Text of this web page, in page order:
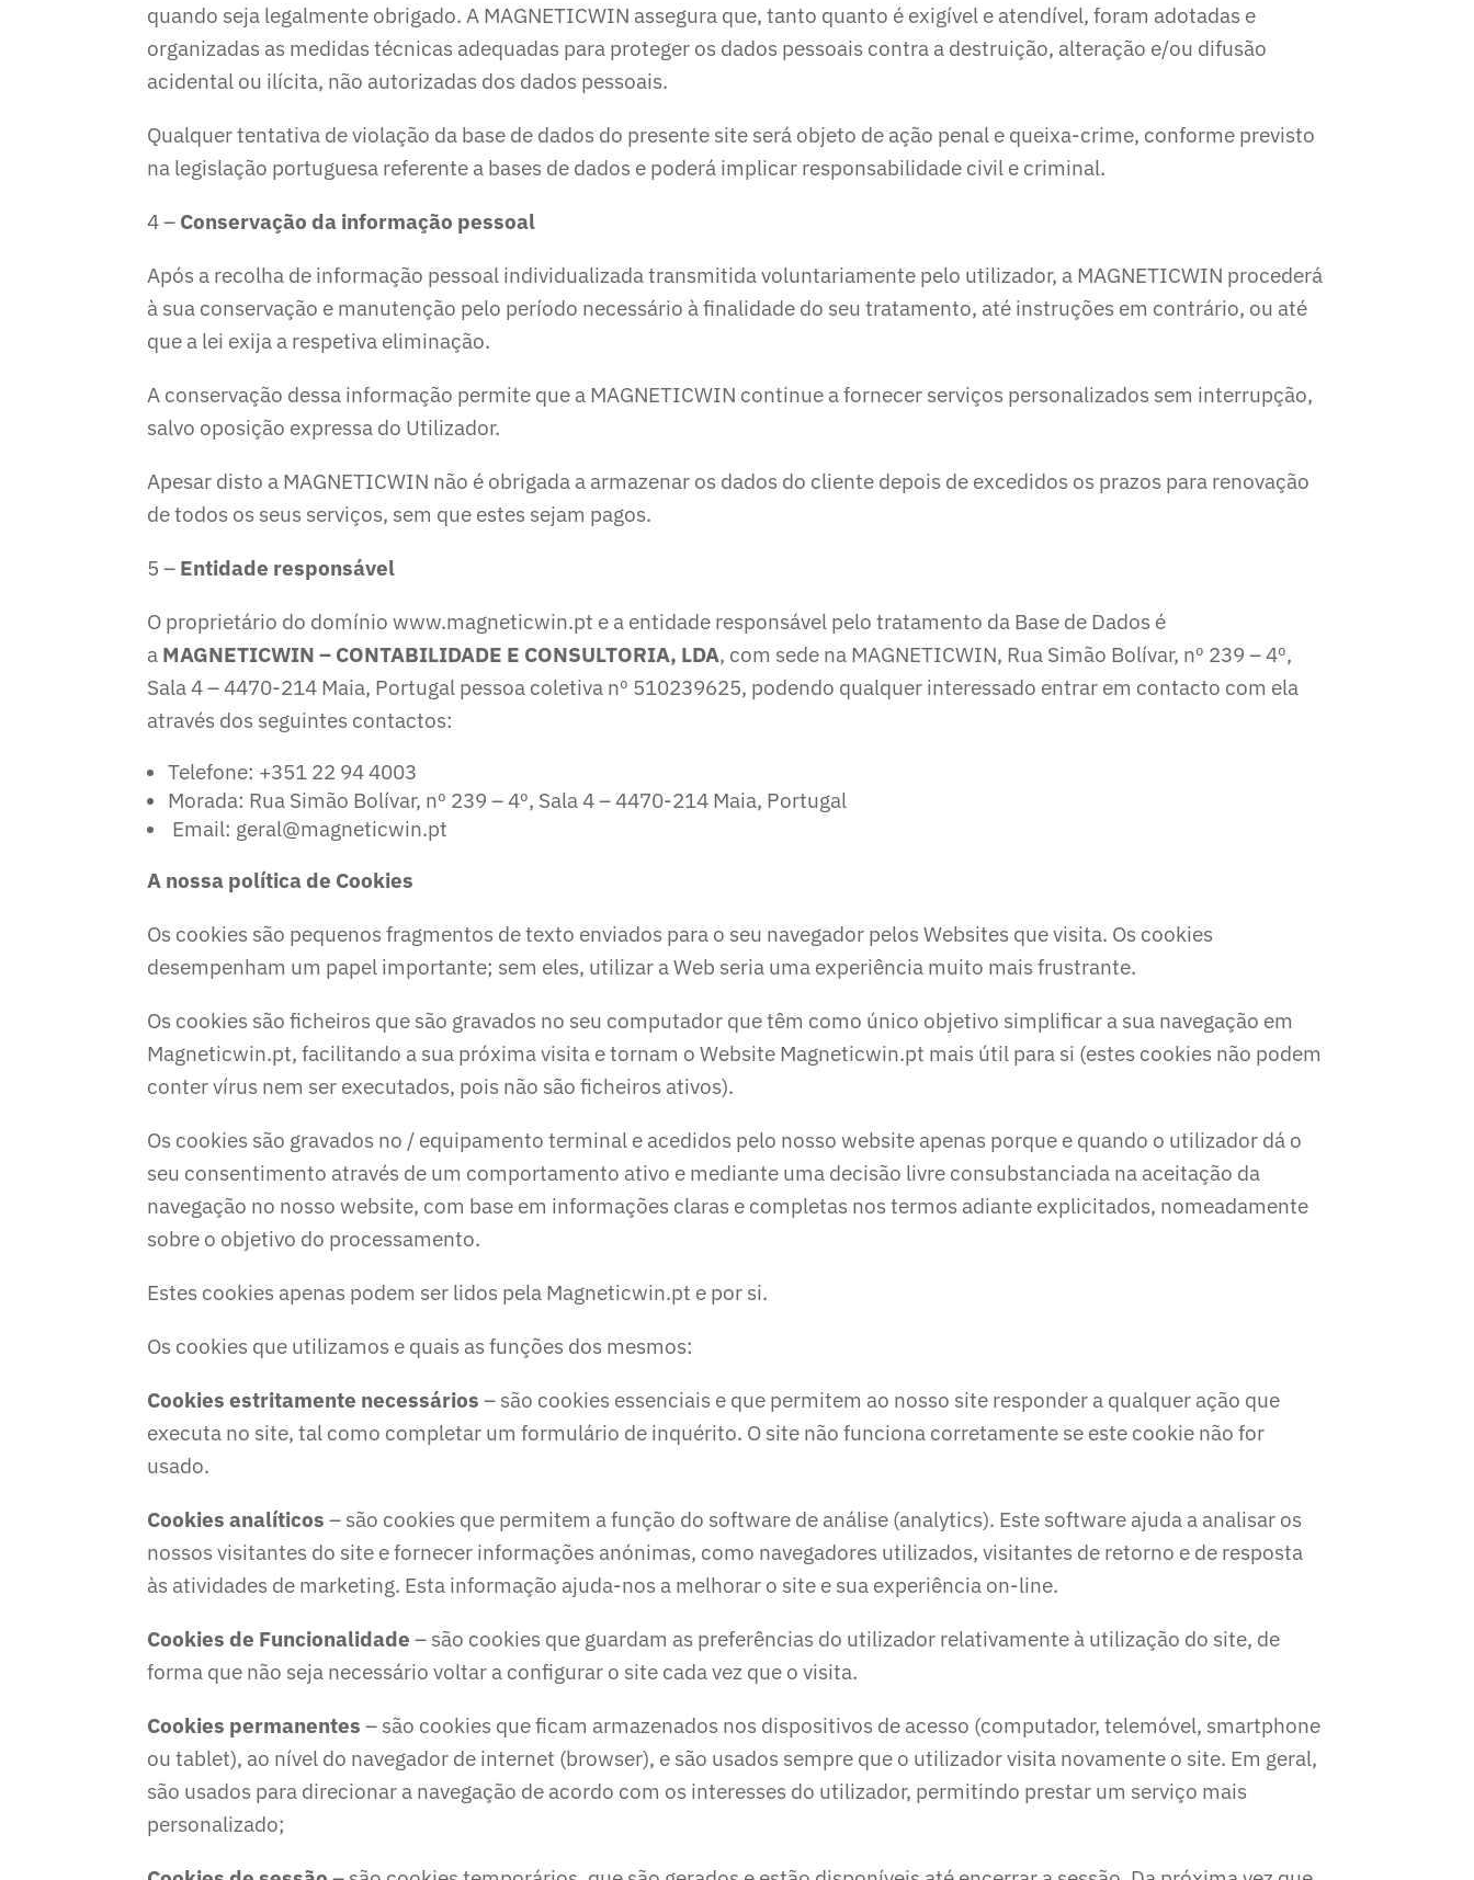
quando seja legalmente obrigado. A MAGNETICWIN assegura que, tanto quanto é exigível e atendível, foram adotadas e
organizadas as medidas técnicas adequadas para proteger os dados pessoais contra a destruição, alteração e/ou difusão
acidental ou ilícita, não autorizadas dos dados pessoais.
Qualquer tentativa de violação da base de dados do presente site será objeto de ação penal e queixa-crime, conforme previsto
na legislação portuguesa referente a bases de dados e poderá implicar responsabilidade civil e criminal.
4 – Conservação da informação pessoal
Após a recolha de informação pessoal individualizada transmitida voluntariamente pelo utilizador, a MAGNETICWIN procederá
à sua conservação e manutenção pelo período necessário à finalidade do seu tratamento, até instruções em contrário, ou até
que a lei exija a respetiva eliminação.
A conservação dessa informação permite que a MAGNETICWIN continue a fornecer serviços personalizados sem interrupção,
salvo oposição expressa do Utilizador.
Apesar disto a MAGNETICWIN não é obrigada a armazenar os dados do cliente depois de excedidos os prazos para renovação
de todos os seus serviços, sem que estes sejam pagos.
5 – Entidade responsável
O proprietário do domínio www.magneticwin.pt e a entidade responsável pelo tratamento da Base de Dados é
a MAGNETICWIN – CONTABILIDADE E CONSULTORIA, LDA, com sede na MAGNETICWIN, Rua Simão Bolívar, nº 239 – 4º,
Sala 4 – 4470-214 Maia, Portugal pessoa coletiva nº 510239625, podendo qualquer interessado entrar em contacto com ela
através dos seguintes contactos:
Telefone: +351 22 94 4003
Morada: Rua Simão Bolívar, nº 239 – 4º, Sala 4 – 4470-214 Maia, Portugal
Email: geral@magneticwin.pt
A nossa política de Cookies
Os cookies são pequenos fragmentos de texto enviados para o seu navegador pelos Websites que visita. Os cookies
desempenham um papel importante; sem eles, utilizar a Web seria uma experiência muito mais frustrante.
Os cookies são ficheiros que são gravados no seu computador que têm como único objetivo simplificar a sua navegação em
Magneticwin.pt, facilitando a sua próxima visita e tornam o Website Magneticwin.pt mais útil para si (estes cookies não podem
conter vírus nem ser executados, pois não são ficheiros ativos).
Os cookies são gravados no / equipamento terminal e acedidos pelo nosso website apenas porque e quando o utilizador dá o
seu consentimento através de um comportamento ativo e mediante uma decisão livre consubstanciada na aceitação da
navegação no nosso website, com base em informações claras e completas nos termos adiante explicitados, nomeadamente
sobre o objetivo do processamento.
Estes cookies apenas podem ser lidos pela Magneticwin.pt e por si.
Os cookies que utilizamos e quais as funções dos mesmos:
Cookies estritamente necessários – são cookies essenciais e que permitem ao nosso site responder a qualquer ação que
executa no site, tal como completar um formulário de inquérito. O site não funciona corretamente se este cookie não for
usado.
Cookies analíticos – são cookies que permitem a função do software de análise (analytics). Este software ajuda a analisar os
nossos visitantes do site e fornecer informações anónimas, como navegadores utilizados, visitantes de retorno e de resposta
às atividades de marketing. Esta informação ajuda-nos a melhorar o site e sua experiência on-line.
Cookies de Funcionalidade – são cookies que guardam as preferências do utilizador relativamente à utilização do site, de
forma que não seja necessário voltar a configurar o site cada vez que o visita.
Cookies permanentes – são cookies que ficam armazenados nos dispositivos de acesso (computador, telemóvel, smartphone
ou tablet), ao nível do navegador de internet (browser), e são usados sempre que o utilizador visita novamente o site. Em geral,
são usados para direcionar a navegação de acordo com os interesses do utilizador, permitindo prestar um serviço mais
personalizado;